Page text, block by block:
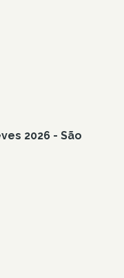
2026 - São